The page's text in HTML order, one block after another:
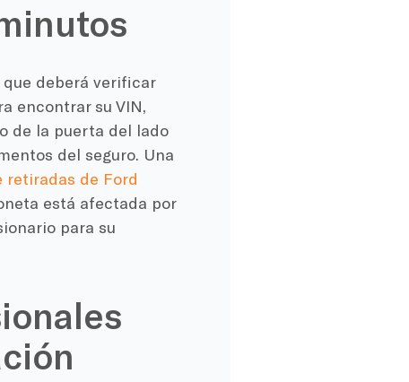
deberá verificar
encontrar su VIN,
de la puerta del lado
del seguro. Una
retiradas de Ford
está afectada por
para su